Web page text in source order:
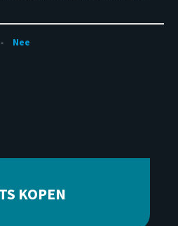
Nee
KOPEN